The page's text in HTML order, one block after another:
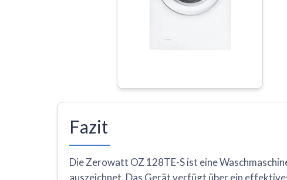
Fazit
Die Zerowatt OZ 128TE-S ist eine
auszeichnet. Das Gerät verfügt über ein